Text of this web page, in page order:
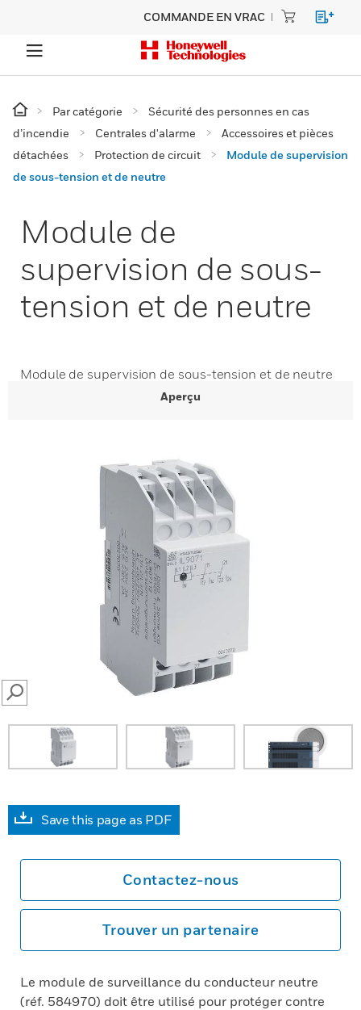
COMMANDE EN VRAC
Par catégorie
Sécurité des personnes en cas
d’incendie
Centrales d'alarme
Accessoires et pièces
détachées
Protection de circuit
Module de supervision
de sous-tension et de neutre
Module de
supervision de sous-
tension et de neutre
Module de supervision de sous-tension et de neutre
Aperçu
SEARCH
Save this page as PDF
Contactez-nous
Trouver un partenaire
Le module de surveillance du conducteur neutre
(réf. 584970) doit être utilisé pour protéger contre